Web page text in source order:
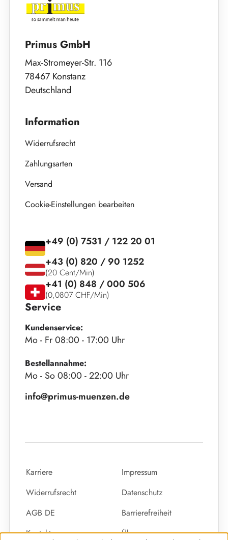
Primus GmbH
Max-Stromeyer-Str. 116
78467 Konstanz
Deutschland
Information
Widerrufsrecht
Zahlungsarten
Versand
Cookie-Einstellungen bearbeiten
Service
Kundenservice:
Mo - Fr 08:00 - 17:00 Uhr
Bestellannahme:
Mo - So 08:00 - 22:00 Uhr
info@primus-muenzen.de
+49 (0) 7531 / 122 20 01
+43 (0) 820 / 90 1252
(20 Cent/Min)
+41 (0) 848 / 000 506
(0,0807 CHF/Min)
Karriere
Impressum
Widerrufsrecht
Datenschutz
AGB DE
Barrierefreiheit
Kontakt
Über uns